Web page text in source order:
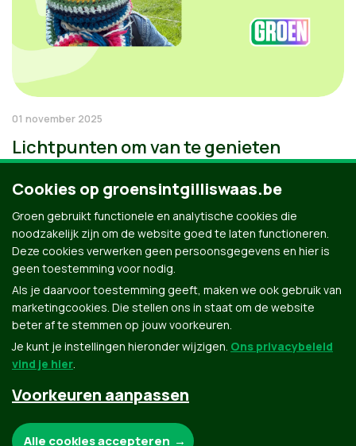
01 november 2025
Lichtpunten om van te genieten
Groen.be
Cookies op groensintgilliswaas.be
Groen gebruikt functionele en analytische cookies die
noodzakelijk zijn om de website goed te laten functioneren.
Deze cookies verwerken geen persoonsgegevens en hier is
geen toestemming voor nodig.
Als je daarvoor toestemming geeft, maken we ook gebruik van
marketingcookies. Die stellen ons in staat om de website
beter af te stemmen op jouw voorkeuren.
Je kunt je instellingen hieronder wijzigen. Ons privacybeleid
vind je hier.
Voorkeuren aanpassen
Alle cookies accepteren